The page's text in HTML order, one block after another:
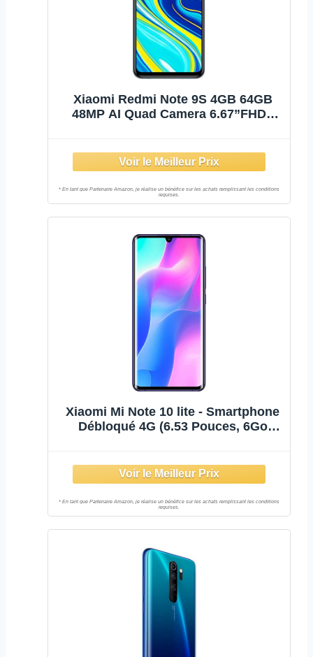
Xiaomi Redmi Note 9S 4GB 64GB
48MP AI Quad Camera 6.67”FHD+
Xiaomi Mi Note 10 lite - Smartphone
Débloqué 4G (6.53 Pouces, 6Go
[Exclusivité Amazon]